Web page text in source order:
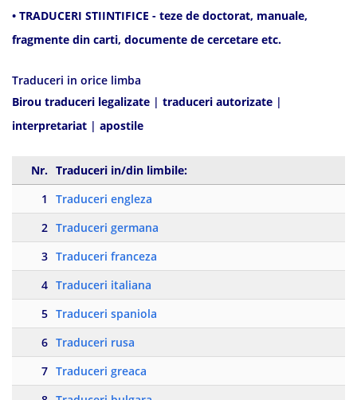
• TRADUCERI STIINTIFICE - teze de doctorat, manuale,
fragmente din carti, documente de cercetare etc.
Traduceri in orice limba
Birou traduceri legalizate | traduceri autorizate |
interpretariat | apostile
Nr. Traduceri in/din limbile:
1
Traduceri engleza
2 Traduceri germana
3 Traduceri franceza
4 Traduceri italiana
5 Traduceri spaniola
6 Traduceri rusa
7 Traduceri greaca